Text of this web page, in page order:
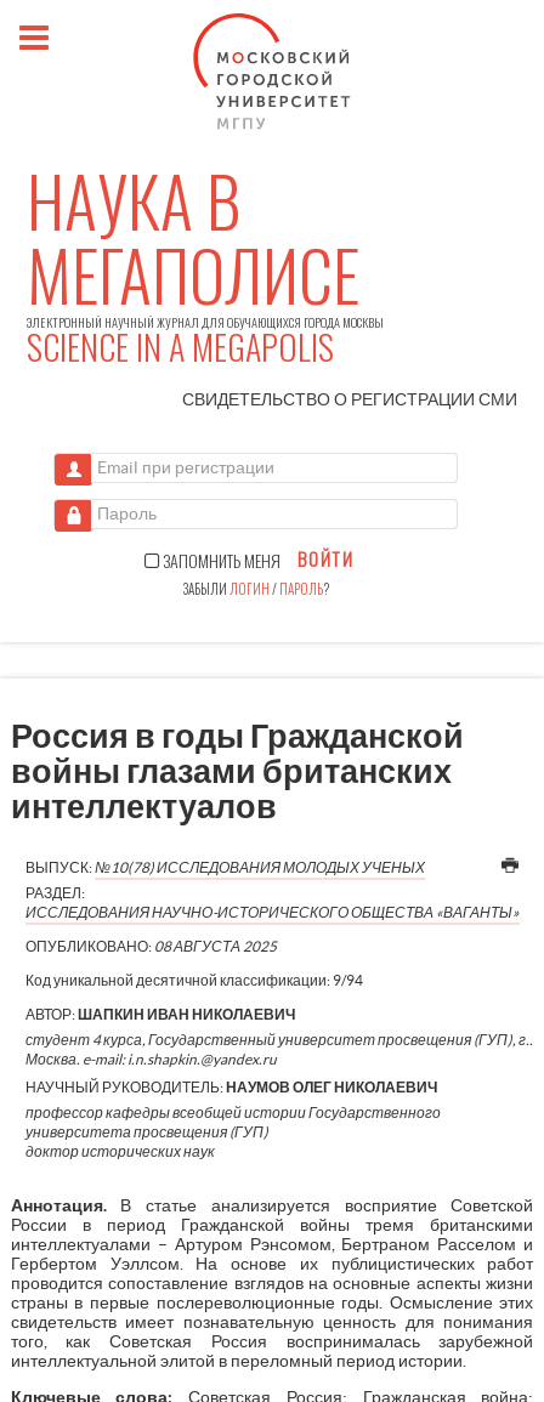
НАУКА В
МЕГАПОЛИСЕ
ЭЛЕКТРОННЫЙ НАУЧНЫЙ ЖУРНАЛ ДЛЯ ОБУЧАЮЩИХСЯ ГОРОДА МОСКВЫ
SCIENCE IN A MEGAPOLIS
СВИДЕТЕЛЬСТВО О РЕГИСТРАЦИИСМИ
Email при регистрации
Пароль
ЗАПОМНИТЬ МЕНЯ ВОЙТИ
ЗАБЫЛИ ЛОГИН/ПАРОЛЬ?
Россия в годы Гражданской
войны глазами британских
интеллектуалов
ВЫПУСК:№10(78) ИССЛЕДОВАНИЯ МОЛОДЫХ УЧЕНЫХ
РАЗДЕЛ:
ИССЛЕДОВАНИЯ НАУЧНО-ИСТОРИЧЕСКОГО ОБЩЕСТВА «ВАГАНТЫ»
ОПУБЛИКОВАНО: 08 АВГУСТА 2025
Код уникальной десятичной классификации: 9/94
АВТОР:ШАПКИН ИВАН НИКОЛАЕВИЧ
студент 4 курса, Государственный университет просвещения (ГУП), г..
Москва. e-mail: i.n.shapkin.@yandex.ru
НАУЧНЫЙ РУКОВОДИТЕЛЬ:НАУМОВ ОЛЕГ НИКОЛАЕВИЧ
профессор кафедры всеобщей истории Государственного
университета просвещения (ГУП)
доктор исторических наук
Аннотация.В статье анализируется восприятие Советской
России в период Гражданской войны тремя британскими
интеллектуалами – Артуром Рэнсомом, Бертраном Расселом и
Гербертом Уэллсом. На основе их публицистических работ
проводится сопоставление взглядов на основные аспекты жизни
страны в первые послереволюционные годы. Осмысление этих
свидетельств имеет познавательную ценность для понимания
того, как Советская Россия воспринималась зарубежной
интеллектуальной элитой в переломный период истории.
Ключевые слова:Советская Россия; Гражданская война;